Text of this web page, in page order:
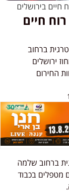
חיים בירושלים
חיים
ברחוב
ירושלים
החירום
ברחוב שלמה
מטפלים בכבוד